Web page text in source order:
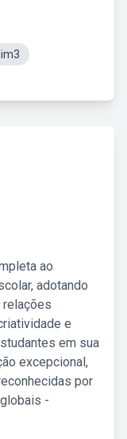
ao
adotando
e
em sua
excepcional,
por
-